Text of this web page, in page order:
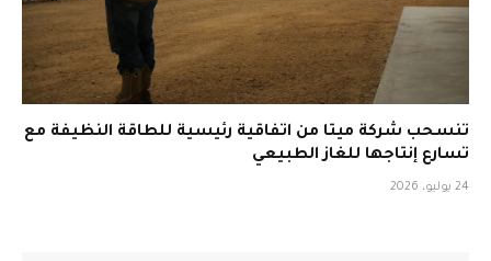
تنسحب شركة ميتا من اتفاقية رئيسية للطاقة النظيفة مع
تسارع إنتاجها للغاز الطبيعي
24 يوليو، 2026